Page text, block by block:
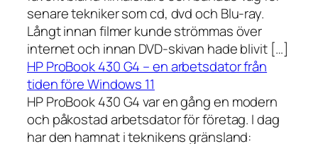
senare tekniker som cd, dvd och Blu-ray.
Långt innan filmer kunde strömmas över
internet och innan DVD-skivan hade blivit […]
HP ProBook 430 G4 – en arbetsdator från
tiden före Windows 11
HP ProBook 430 G4 var en gång en modern
och påkostad arbetsdator för företag. I dag
har den hamnat i teknikens gränsland: